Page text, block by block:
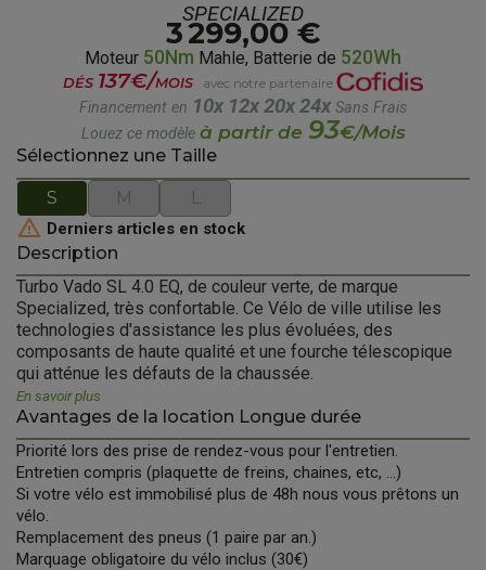
SPECIALIZED
3 299,00 €
Moteur 50Nm Mahle, Batterie de 520Wh
DÉS 137€/MOIS avec notre partenaire
Financement en 10x 12x20x24x Sans Frais
Louez ce modèle à partir de 93€/Mois
Sélectionnez une Taille
S M L
 Derniers articles en stock
Description
Turbo Vado SL 4.0 EQ, de couleur verte, de marque
Specialized, très confortable. Ce Vélo de ville utilise les
technologies d'assistance les plus évoluées, des
composants de haute qualité et une fourche télescopique
qui atténue les défauts de la chaussée.
En savoir plus
Avantages de la location Longue durée
Priorité lors des prise de rendez-vous pour l'entretien.
Entretien compris (plaquette de freins, chaines, etc, ...)
Si votre vélo est immobilisé plus de 48h nous vous prêtons un
vélo.
Remplacement des pneus (1 paire par an.)
Marquage obligatoire du vélo inclus (30€)